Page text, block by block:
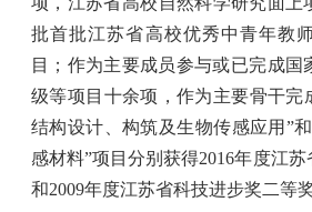
批首批江苏省高校优秀中青年教
目；作为主要成员参与或已完成国
级等项目十余项，作为主要骨干完
结构设计、构筑及生物传感应用”
感材料”项目分别获得2016年度江苏
和2009年度江苏省科技进步奖二等奖